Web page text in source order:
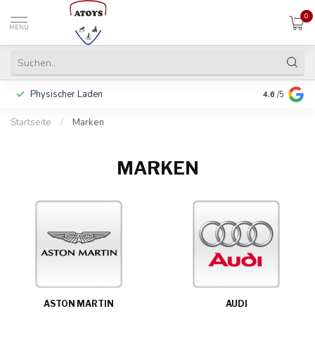
MENU
0
Physischer Laden In 3 Raten
4.6 /5
Startseite / Marken
MARKEN
ASTON MARTIN AUDI